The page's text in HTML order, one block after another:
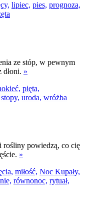
lipiec, pies, prognoza,
ze stóp, w pewnym
dłoni. »
pięta,
stopy, uroda, wróżba
rośliny powiedzą, co cię
»
miłość, Noc Kupały,
równonoc, rytuał,